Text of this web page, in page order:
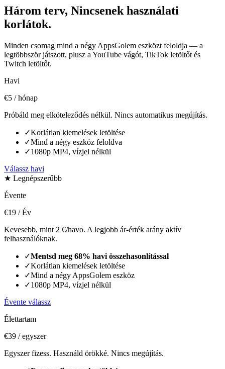
Három terv, Nincsenek használati
korlátok.
Minden csomag mind a négy AppsGolem eszközt feloldja — a
legtöbbször játszott, plusz a YouTube vágót, TikTok letöltőt és
Twitch letöltőt.
Havi
€5 / hónap
Próbáld meg elköteleződés nélkül. Nincs automatikus megújítás.
✓Korlátlan kiemelések letöltése
✓Mind a négy eszköz feloldva
✓1080p MP4, vízjel nélkül
Válassz havi
★ Legnépszerűbb
Évente
€19 / Év
Kevesebb, mint 2 €/havo. A legjobb ár-érték arány aktív
felhasználóknak.
✓Mentsd meg 68% havi összehasonlítással
✓Korlátlan kiemelések letöltése
✓Mind a négy AppsGolem eszköz
✓1080p MP4, vízjel nélkül
Évente válassz
Élettartam
€39 / egyszer
Egyszer fizess. Használd örökké. Nincs megújítás.